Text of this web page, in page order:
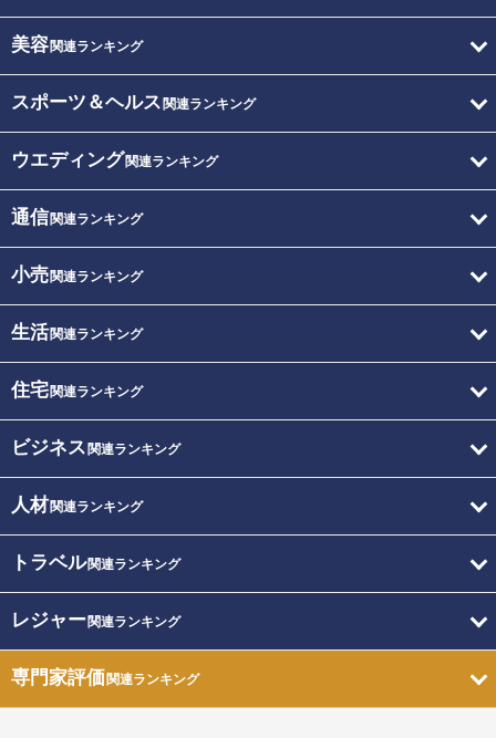
美容関連ランキング
スポーツ＆ヘルス 関連ランキング
ウエディング関連ランキング
通信関連ランキング
小売関連ランキング
生活関連ランキング
住宅関連ランキング
ビジネス 関連ランキング
人材関連ランキング
トラベル関連ランキング
レジャー関連ランキング
専門家評価関連ランキング